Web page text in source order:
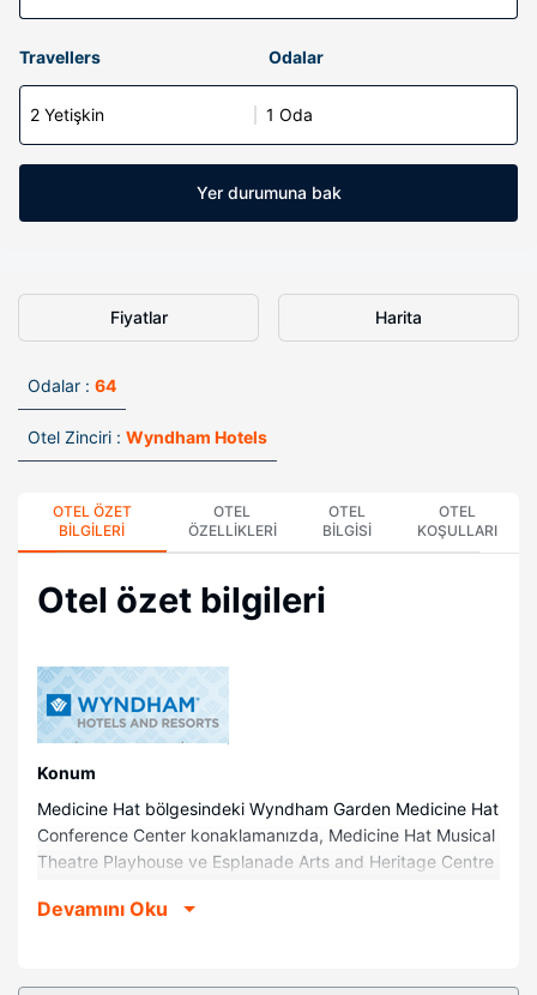
Travellers Odalar
2 Yetişkin 1 Oda
Yer durumuna bak
Fiyatlar Harita
Odalar : 64
Otel Zinciri : Wyndham Hotels
OTEL ÖZET
BILGILERI
OTEL
ÖZELLIKLERI
OTEL
BILGISI
OTEL
KOŞULLARI
Otel özet bilgileri
Konum
Medicine Hat bölgesindeki Wyndham Garden Medicine Hat
Conference Center konaklamanızda, Medicine Hat Musical
Theatre Playhouse ve Esplanade Arts and Heritage Centre
Riverside Veterans' Memorial Park ile 1,8 mi (2,9 km) ve
Devamını Oku